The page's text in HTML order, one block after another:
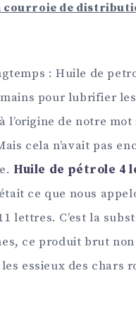
courroie de
: Huile de
pour lubrifier
l’origine de notre
cela n’avait pas
Huile de pétrole 4
ce que nous
lettres. C’est la
ce produit brut
essieux des chars